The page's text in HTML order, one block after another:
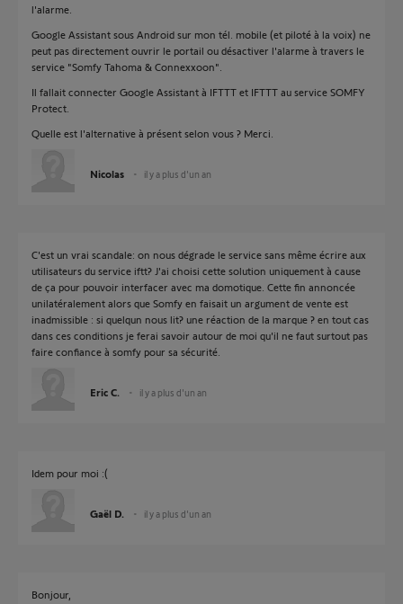
l'alarme.
Google Assistant sous Android sur mon tél. mobile (et piloté à la voix) ne
peut pas directement ouvrir le portail ou désactiver l'alarme à travers le
service "Somfy Tahoma & Connexxoon".
Il fallait connecter Google Assistant à IFTTT et IFTTT au service SOMFY
Protect.
Quelle est l'alternative à présent selon vous ? Merci.
Nicolas il y a plus d'un an
C'est un vrai scandale: on nous dégrade le service sans même écrire aux
utilisateurs du service iftt? J'ai choisi cette solution uniquement à cause
de ça pour pouvoir interfacer avec ma domotique. Cette fin annoncée
unilatéralement alors que Somfy en faisait un argument de vente est
inadmissible : si quelqun nous lit? une réaction de la marque ? en tout cas
dans ces conditions je ferai savoir autour de moi qu'il ne faut surtout pas
faire confiance à somfy pour sa sécurité.
Eric C. il y a plus d'un an
Idem pour moi :(
Gaël D. il y a plus d'un an
Bonjour,